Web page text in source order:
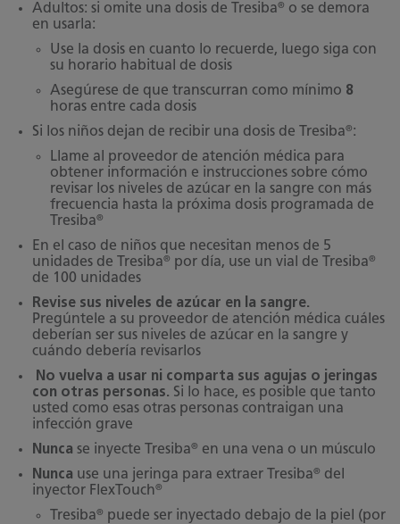
Adultos: si omite una dosis de Tresiba®
o se demora
en usarla:
Use la dosis en cuanto lo recuerde, luego siga con
su horario habitual de dosis
Asegúrese de que transcurran como mínimo 8
horas entre cada dosis
Si los niños dejan de recibir una dosis de Tresiba® :
Llame al proveedor de atención médica para
obtener información e instrucciones sobre cómo
revisar los niveles de azúcar en la sangre con más
frecuencia hasta la próxima dosis programada de
Tresiba®
En el caso de niños que necesitan menos de 5
unidades de Tresiba® por día, use un vial de Tresiba®
de 100 unidades
Revise sus niveles de azúcar en la sangre.
Pregúntele a su proveedor de atención médica cuáles
deberían ser sus niveles de azúcar en la sangre y
cuándo debería revisarlos
No vuelva a usar ni comparta sus agujas o jeringas
con otras personas. Si lo hace, es posible que tanto
usted como esas otras personas contraigan una
infección grave
Nunca se inyecte Tresiba®
en una vena o un músculo
Nunca use una jeringa para extraer Tresiba®
del
inyector FlexTouch®
Tresiba®
puede ser inyectado debajo de la piel (por